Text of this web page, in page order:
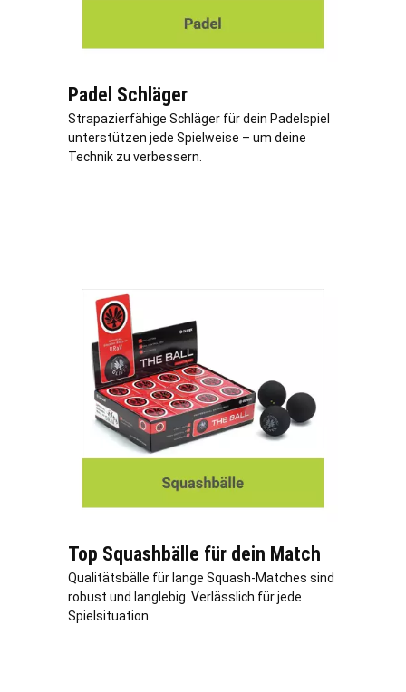
Padel Schläger
Strapazierfähige Schläger für dein Padelspiel
unterstützen jede Spielweise – um deine
Technik zu verbessern.
Top Squashbälle für dein Match
Qualitätsbälle für lange Squash-Matches sind
robust und langlebig. Verlässlich für jede
Spielsituation.